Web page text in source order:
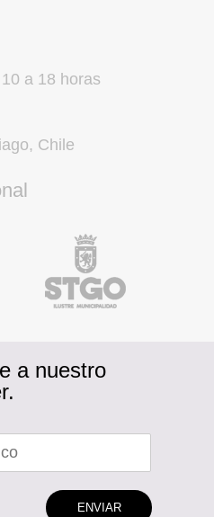
a 18 horas
Chile
a nuestro
ENVIAR